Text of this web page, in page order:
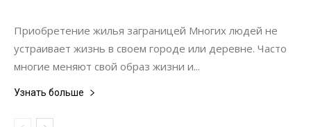
Приобретение жилья заграницей Многих людей не
устраивает жизнь в своем городе или деревне. Часто
многие меняют свой образ жизни и...
Узнать больше